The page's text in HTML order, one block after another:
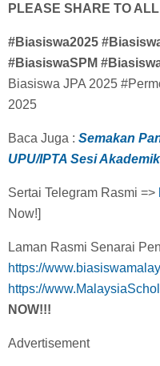
PLEASE SHARE TO
#Biasiswa2025
#BiasiswaSPM
Biasiswa JPA 2025
2025
Baca Juga : Semakan
UPU/IPTA Sesi
Sertai Telegram Rasmi =>
Now!]
Laman Rasmi Senarai
https://
https://
NOW!!!
Advertisement